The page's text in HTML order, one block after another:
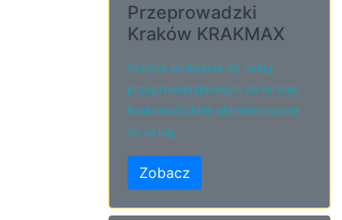
Przeprowadzki
Kraków KRAKMAX
Solidne podejście do usług
przeprowadzkowych na terenie
KrakowaSolidne ukierunkowanie
do usług ...
Zobacz